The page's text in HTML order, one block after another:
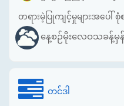
တရားမဲ့ပြုကျင့်မှုများအပေါ် စုံ
နေ့စဉ်မိုးလေဝသခန့်မှ
တင်ဒါ